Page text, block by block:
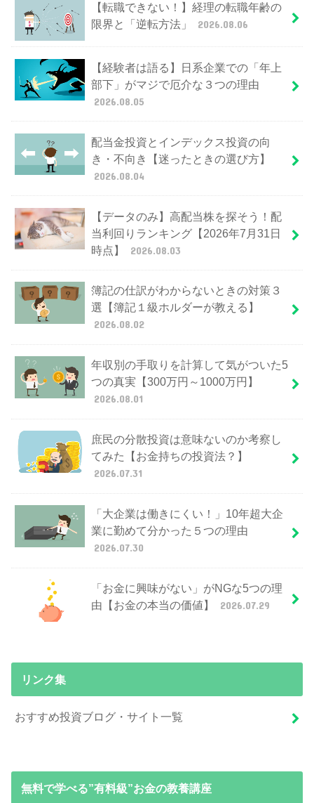
【転職できない！】経理の転職年齢の
限界と「逆転方法」
2026.08.06
【経験者は語る】日系企業での「年上
部下」がマジで厄介な３つの理由
2026.08.05
配当金投資とインデックス投資の向
き・不向き【迷ったときの選び方】
2026.08.04
【データのみ】高配当株を探そう！配
当利回りランキング【2026年7月31日
時点】
2026.08.03
簿記の仕訳がわからないときの対策３
選【簿記１級ホルダーが教える】
2026.08.02
年収別の手取りを計算して気がついた5
つの真実【300万円～1000万円】
2026.08.01
庶民の分散投資は意味ないのか考察し
てみた【お金持ちの投資法？】
2026.07.31
「大企業は働きにくい！」10年超大企
業に勤めて分かった５つの理由
2026.07.30
「お金に興味がない」がNGな5つの理
由【お金の本当の価値】
2026.07.29
リンク集
おすすめ投資ブログ・サイト一覧
無料で学べる”有料級”お金の教養講座